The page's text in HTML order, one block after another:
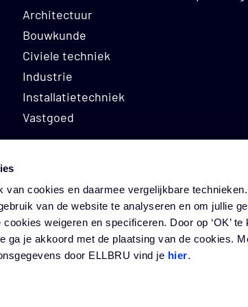
van cookies en daarmee vergelijkbare
van de website te analyseren en om jullie
weigeren en specificeren. Door op ‘OK’ te
ga je akkoord met de plaatsing van de cookies.
door ELLBRU vind je hier.
variëren van gemeenten, semi-
tot vastgoedbeleggers. Zij
toe en helpen hen te verbeteren
waardoor de experts direct contact
organisatie waar veel ruimte is voor
grapje.
dat hun medewerkers zich
diverse doorgroeimogelijkheden. Ook
is achteruit gaan. Zo hebben zij
vastgoeddata worden gebundeld.
Architectuur
Bouwkunde
Civiele techniek
Industrie
Installatietechniek
Vastgoed
verdieping)
| 1097 DM Amsterdam
088 222